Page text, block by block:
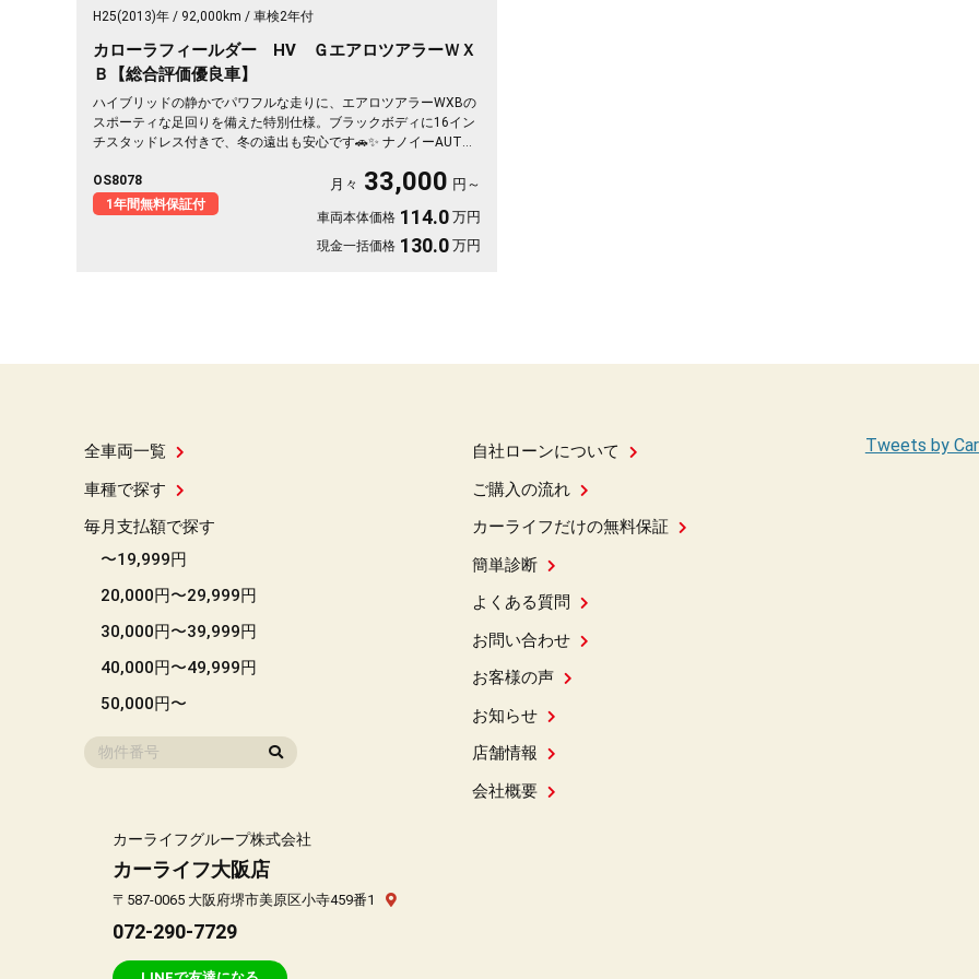
H25(2013)年 92,000km 車検2年付
カローラフィールダー HV ＧエアロツアラーＷＸ
Ｂ【総合評価優良車】
ハイブリッドの静かでパワフルな走りに、エアロツアラーWXBの
スポーティな足回りを備えた特別仕様。ブラックボディに16イン
チスタッドレス付きで、冬の遠出も安心です🚗✨ ナノイーAUTO
ビとバックカメラで、初めての道も駐車もスッと決まります🎵 週
末のドライブも通勤も、燃費を気にせず走り出せる一台💫《1年保
証付》👍
OS8078
1年間無料保証付
月々 33,000 円～
車両本体価格 114.0 万円
現金一括価格 130.0 万円
全車両一覧
車種で探す
毎月支払額で探す
〜19,999円
20,000円〜29,999円
30,000円〜39,999円
40,000円〜49,999円
50,000円〜
自社ローンについて
ご購入の流れ
カーライフだけの無料保証
簡単診断
よくある質問
お問い合わせ
お客様の声
お知らせ
店舗情報
会社概要
Tweets by
カーライフグループ株式会社
カーライフ大阪店
〒587-0065 大阪府堺市美原区小寺459番1
072-290-7729